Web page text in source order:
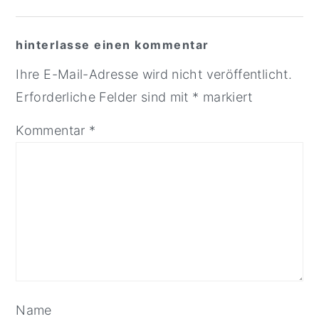
hinterlasse einen kommentar
Ihre E-Mail-Adresse wird nicht veröffentlicht.
Erforderliche Felder sind mit * markiert
Kommentar *
Name